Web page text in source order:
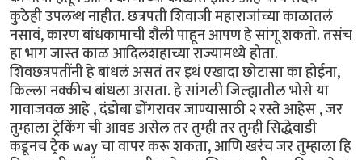
कुठेही उपलब्ध नाहीत. छत्रपती शिवाजी महाराजांच्या काळातलं
नसावं, कारण बांधकामाची शैली पाहून आपण हे सांगू शकतो. तसंच
हा भाग जास्त काळ आदिलशहाच्या राज्यामध्ये होता.
शिवछत्रपतींनी हे बांधलं असतं तर इथं एखादा छोटासा का होईना,
किल्ला नक्कीच बांधला असता. हे सांगली जिल्ह्यातील भोसे या
गावाजवळ आहे , दंडोबा डोंगरावर जाण्यासाठी २ रस्ते आहेस , जर
तुम्हाला ट्रेकिंग ची आवड असेल तर तुम्ही तर तुम्ही सिद्धेवाडी
कडूनच ट्रेक way चा वापर करू शकता, आणि खरंच जर तुम्हाला हि